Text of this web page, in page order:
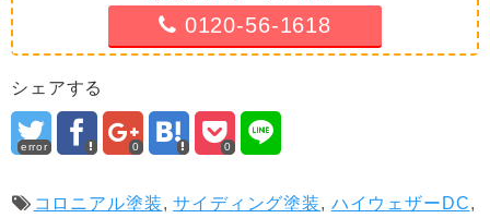
0120-56-1618
シェアする
error 0 0
コロニアル塗装,サイディング塗装, ハイウェザーDC,